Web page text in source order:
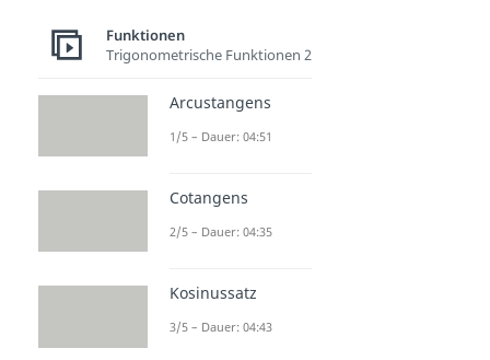
Funktionen
Trigonometrische Funktionen 2
Arcustangens
1/5 – Dauer: 04:51
Cotangens
2/5 – Dauer: 04:35
Kosinussatz
3/5 – Dauer: 04:43